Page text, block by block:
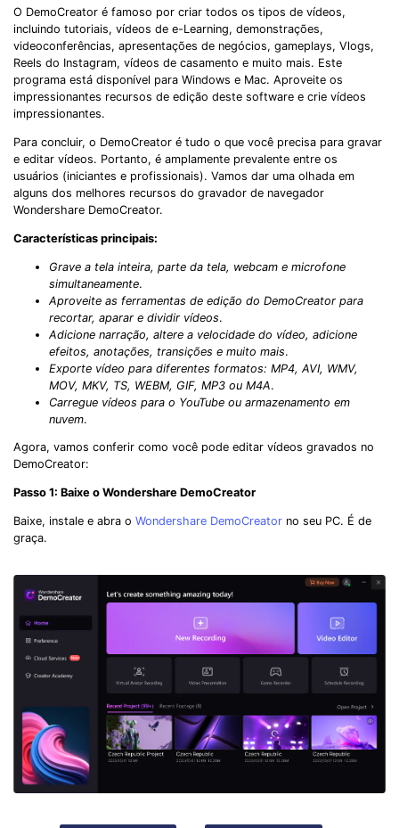
O DemoCreator é famoso por criar todos os tipos de vídeos,
incluindo tutoriais, vídeos de e-Learning, demonstrações,
videoconferências, apresentações de negócios, gameplays, Vlogs,
Reels do Instagram, vídeos de casamento e muito mais. Este
programa está disponível para Windows e Mac. Aproveite os
impressionantes recursos de edição deste software e crie vídeos
impressionantes.
Para concluir, o DemoCreator é tudo o que você precisa para gravar
e editar vídeos. Portanto, é amplamente prevalente entre os
usuários (iniciantes e profissionais). Vamos dar uma olhada em
alguns dos melhores recursos do gravador de navegador
Wondershare DemoCreator.
Características principais:
Grave a tela inteira, parte da tela, webcam e microfone
simultaneamente.
Aproveite as ferramentas de edição do DemoCreator para
recortar, aparar e dividir vídeos.
Adicione narração, altere a velocidade do vídeo, adicione
efeitos, anotações, transições e muito mais.
Exporte vídeo para diferentes formatos: MP4, AVI, WMV,
MOV, MKV, TS, WEBM, GIF, MP3 ou M4A.
Carregue vídeos para o YouTube ou armazenamento em
nuvem.
Agora, vamos conferir como você pode editar vídeos gravados no
DemoCreator:
Passo 1: Baixe o Wondershare DemoCreator
Baixe, instale e abra o Wondershare DemoCreator no seu PC. É de
graça.